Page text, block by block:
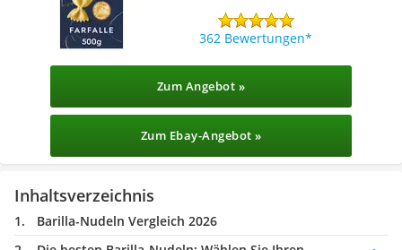
362 Bewertungen
Zum Angebot »
Zum Ebay-Angebot »
Inhaltsverzeichnis
Barilla-Nudeln Vergleich 2026